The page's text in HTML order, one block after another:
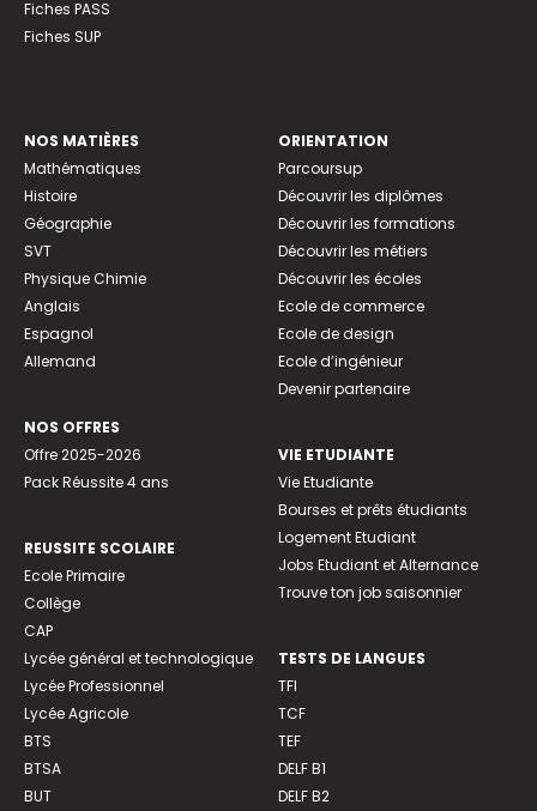
Fiches PASS
Fiches SUP
NOS MATIÈRES
Mathématiques
Histoire
Géographie
SVT
Physique Chimie
Anglais
Espagnol
Allemand
NOS OFFRES
Offre 2025-2026
Pack Réussite 4 ans
REUSSITE SCOLAIRE
Ecole Primaire
Collège
CAP
Lycée général et technologique
Lycée Professionnel
Lycée Agricole
BTS
BTSA
BUT
ORIENTATION
Parcoursup
Découvrir les diplômes
Découvrir les formations
Découvrir les métiers
Découvrir les écoles
Ecole de commerce
Ecole de design
Ecole d’ingénieur
Devenir partenaire
VIE ETUDIANTE
Vie Etudiante
Bourses et prêts étudiants
Logement Etudiant
Jobs Etudiant et Alternance
Trouve ton job saisonnier
TESTS DE LANGUES
TFI
TCF
TEF
DELF B1
DELF B2